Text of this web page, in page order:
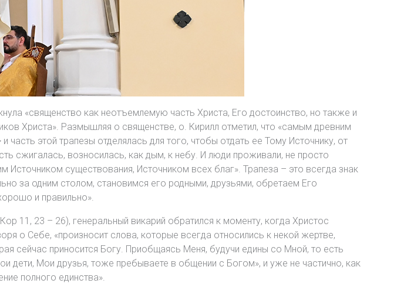
«священство как неотъемлемую часть Христа, Его достоинство, но также и
Христа». Размышляя о священстве, о. Кирилл отметил, что «самым древним
этой трапезы отделялась для того, чтобы отдать ее Тому Источнику, от
сжигалась, возносилась, как дым, к небу. И люди проживали, не просто
существования, Источником всех благ». Трапеза – это всегда знак
за одним столом, становимся его родными, друзьями, обретаем Его
и правильно».
11, 23 – 26), генеральный викарий обратился к моменту, когда Христос
о Себе, «произносит слова, которые всегда относились к некой жертве,
сейчас приносится Богу. Приобщаясь Меня, будучи едины со Мной, то есть
Мои друзья, тоже пребываете в общении с Богом», и уже не частично, как
полного единства».